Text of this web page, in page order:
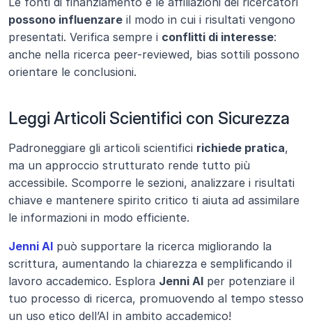
possono influenzare il modo in cui i risultati vengono
presentati. Verifica sempre i conflitti di interesse:
anche nella ricerca peer-reviewed, bias sottili possono
orientare le conclusioni.
Leggi Articoli Scientifici con Sicurezza
Padroneggiare gli articoli scientifici richiede pratica,
ma un approccio strutturato rende tutto più
accessibile. Scomporre le sezioni, analizzare i risultati
chiave e mantenere spirito critico ti aiuta ad assimilare
le informazioni in modo efficiente.
Jenni AI può supportare la ricerca migliorando la
scrittura, aumentando la chiarezza e semplificando il
lavoro accademico. Esplora Jenni AI per potenziare il
tuo processo di ricerca, promuovendo al tempo stesso
un uso etico dell’AI in ambito accademico!